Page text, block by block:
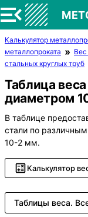
Калькулятор
металлопроката
Вес
стальных круглых труб
Таблица
диаметром
В таблице
стали по
10-2 мм.
Калькулятор
Таблицы веса.